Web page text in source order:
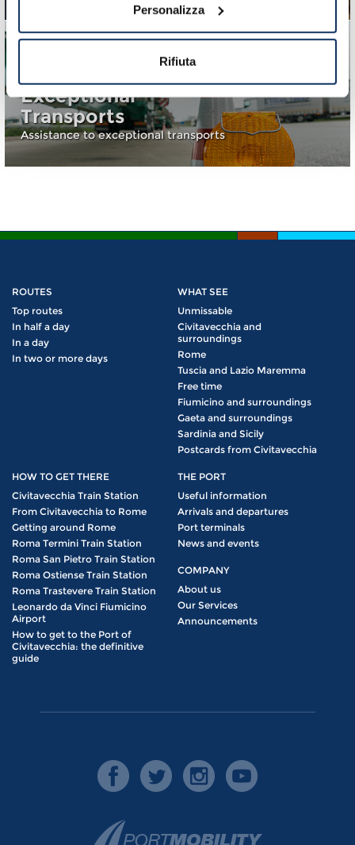
Personalizza
Rifiuta
Exceptional
Transports
Assistance to exceptional transports
ROUTES
Top routes
In half a day
In a day
In two or more days
WHAT SEE
Unmissable
Civitavecchia and
surroundings
Rome
Tuscia and Lazio Maremma
Free time
Fiumicino and surroundings
Gaeta and surroundings
Sardinia and Sicily
Postcards from Civitavecchia
HOW TO GET THERE
Civitavecchia Train Station
From Civitavecchia to Rome
Getting around Rome
Roma Termini Train Station
Roma San Pietro Train Station
Roma Ostiense Train Station
Roma Trastevere Train Station
Leonardo da Vinci Fiumicino
Airport
How to get to the Port of
Civitavecchia: the definitive
guide
THE PORT
Useful information
Arrivals and departures
Port terminals
News and events
COMPANY
About us
Our Services
Announcements